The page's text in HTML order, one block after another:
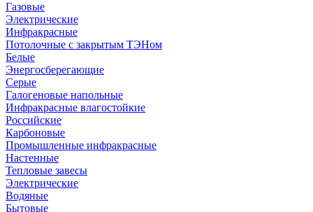
Газовые
Электрические
Инфракрасные
Потолочные с закрытым ТЭНом
Белые
Энергосберегающие
Серые
Галогеновые напольные
Инфракрасные влагостойкие
Российские
Карбоновые
Промышленные инфракрасные
Настенные
Тепловые завесы
Электрические
Водяные
Бытовые